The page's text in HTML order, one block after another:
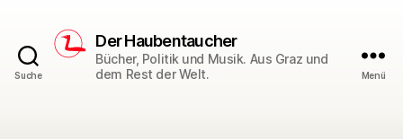
Suche
Der Haubentaucher
Bücher, Politik und Musik. Aus Graz und
dem Rest der Welt.
Menü